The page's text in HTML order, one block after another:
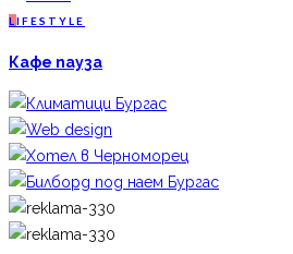
L IFESTYLE
Кафе пауза